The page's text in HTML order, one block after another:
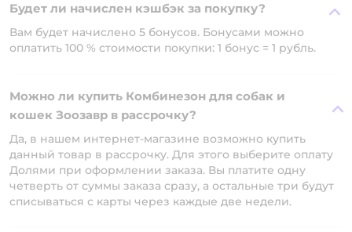
Будет ли начислен кэшбэк за покупку?
Вам будет начислено 5 бонусов. Бонусами можно
оплатить 100 % стоимости покупки: 1 бонус = 1 рубль.
Можно ли купить Комбинезон для собак и
кошек Зоозавр в рассрочку?
Да, в нашем интернет-магазине возможно купить
данный товар в рассрочку. Для этого выберите оплату
Долями при оформлении заказа. Вы платите одну
четверть от суммы заказа сразу, а остальные три будут
списываться с карты через каждые две недели.